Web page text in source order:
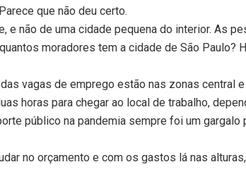
que não deu certo.
e não de uma cidade pequena do interior. As
moradores tem a cidade de São Paulo?
vagas de emprego estão nas zonas central
horas para chegar ao local de trabalho,
público na pandemia sempre foi um
no orçamento e com os gastos lá nas